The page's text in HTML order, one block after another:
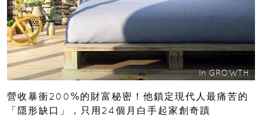
In GROWTH
營收暴衝200%的財富秘密！他鎖定現代人最痛苦的
「隱形缺口」，只用24個月白手起家創奇蹟